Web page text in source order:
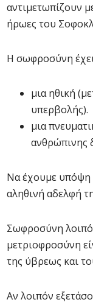
αντιμετωπίζουν
ήρωες του
Η σωφροσύνη
μια ηθική
υπερβολής).
μια
ανθρώπινης
Να έχουμε υπόψη
αληθινή αδελφή
Σωφροσύνη
μετριοφροσύνη
της ύβρεως και
Αν λοιπόν